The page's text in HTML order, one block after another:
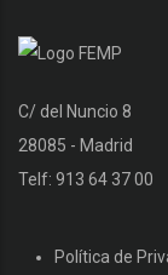
C/ del Nuncio 8
28085 - Madrid
Telf: 913 64 37 00
Política de